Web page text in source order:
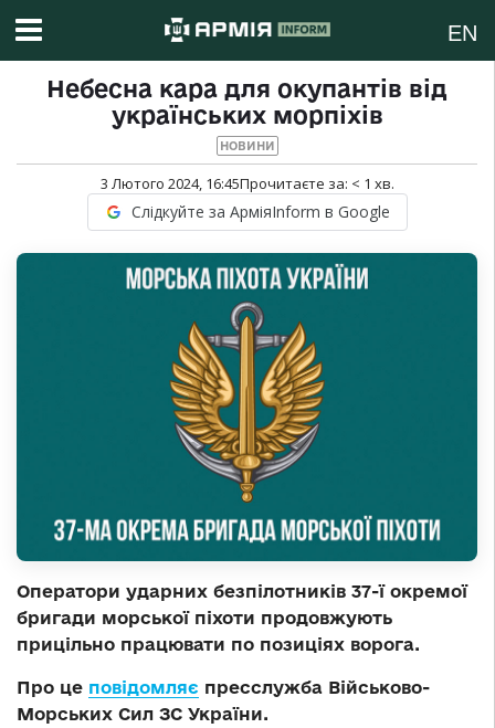
EN
Небесна кара для окупантів від
українських морпіхів
НОВИНИ
3 Лютого 2024, 16:45Прочитаєте за: < 1 хв.
Слідкуйте за АрміяInform в Google
Оператори ударних безпілотників 37-ї окремої
бригади морської піхоти продовжують
прицільно працювати по позиціях ворога.
Про це повідомляє пресслужба Військово-
Морських Сил ЗС України.